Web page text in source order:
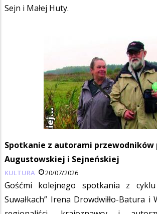
Sejn i Małej Huty.
Spotkanie z autorami przewodników
Augustowskiej i Sejneńskiej
KULTURA 20/07/2026
Gośćmi kolejnego spotkania z
Suwałkach” Irena Drowdwiłło-Batura i